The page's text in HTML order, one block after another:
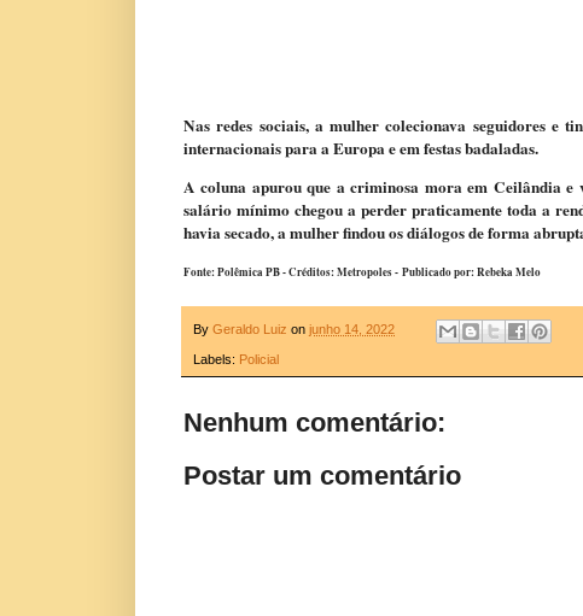
Nas redes sociais, a mulher colecionava seguidores e
internacionais para a Europa e em festas badaladas.
A coluna apurou que a criminosa mora em Ceilândia e
salário mínimo chegou a perder praticamente toda a
havia secado, a mulher findou os diálogos de forma
Fonte: Polêmica PB - Créditos: Metropoles - Publicado por: Rebeka Melo
By Geraldo Luiz on junho 14, 2022
Labels: Policial
Nenhum comentário:
Postar um comentário